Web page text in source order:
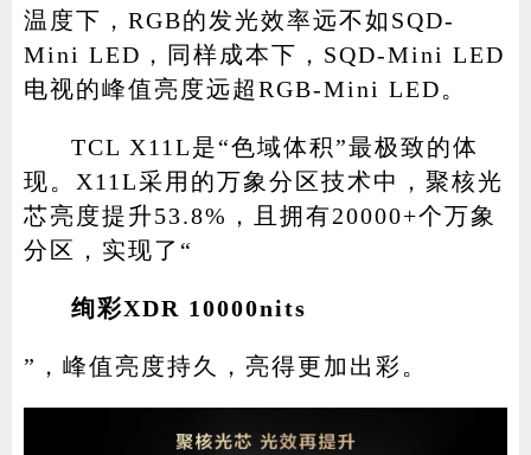
温度下，RGB的发光效率远不如SQD-
Mini LED，同样成本下，SQD-Mini LED
电视的峰值亮度远超RGB-Mini LED。
TCL X11L是“色域体积”最极致的体
现。X11L采用的万象分区技术中，聚核光
芯亮度提升53.8%，且拥有20000+个万象
分区，实现了“
绚彩XDR 10000nits
”，峰值亮度持久，亮得更加出彩。